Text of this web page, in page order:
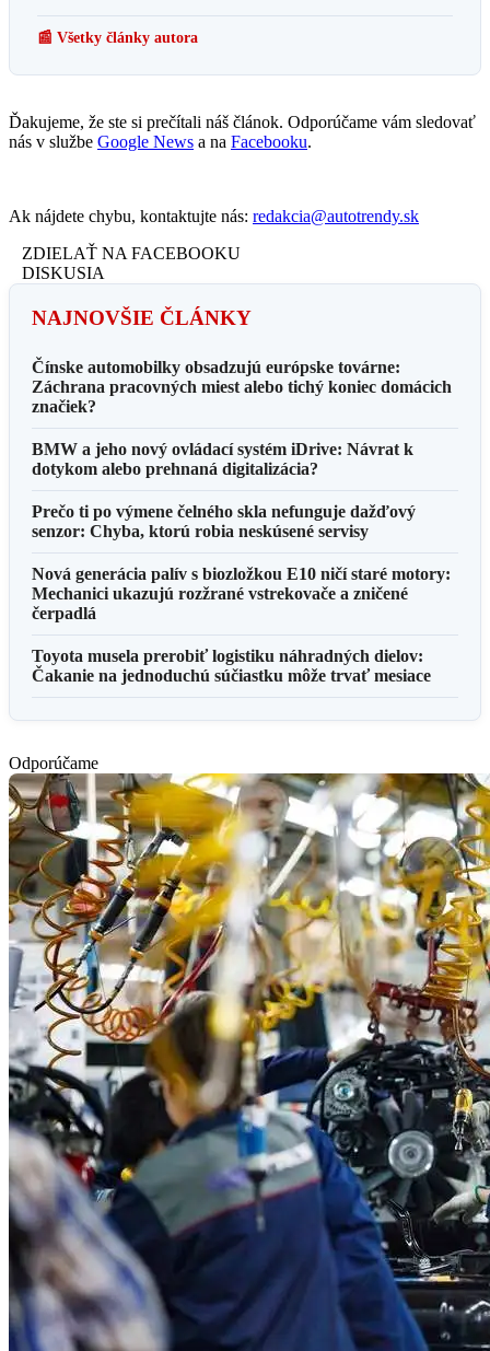
📰 Všetky články autora
Ďakujeme, že ste si prečítali náš článok. Odporúčame vám sledovať
nás v službe Google News a na Facebooku.
Ak nájdete chybu, kontaktujte nás: redakcia@autotrendy.sk
ZDIELAŤ NA FACEBOOKU
DISKUSIA
NAJNOVŠIE ČLÁNKY
Čínske automobilky obsadzujú európske továrne:
Záchrana pracovných miest alebo tichý koniec domácich
značiek?
BMW a jeho nový ovládací systém iDrive: Návrat k
dotykom alebo prehnaná digitalizácia?
Prečo ti po výmene čelného skla nefunguje dažďový
senzor: Chyba, ktorú robia neskúsené servisy
Nová generácia palív s biozložkou E10 ničí staré motory:
Mechanici ukazujú rozžrané vstrekovače a zničené
čerpadlá
Toyota musela prerobiť logistiku náhradných dielov:
Čakanie na jednoduchú súčiastku môže trvať mesiace
Odporúčame